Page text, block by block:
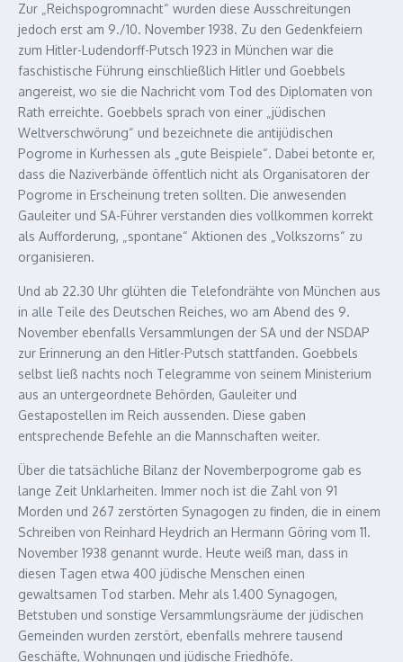
Zur „Reichspogromnacht“ wurden diese Ausschreitungen
jedoch erst am 9./10. November 1938. Zu den Gedenkfeiern
zum Hitler-Ludendorff-Putsch 1923 in München war die
faschistische Führung einschließlich Hitler und Goebbels
angereist, wo sie die Nachricht vom Tod des Diplomaten von
Rath erreichte. Goebbels sprach von einer „jüdischen
Weltverschwörung“ und bezeichnete die antijüdischen
Pogrome in Kurhessen als „gute Beispiele“. Dabei betonte er,
dass die Naziverbände öffentlich nicht als Organisatoren der
Pogrome in Erscheinung treten sollten. Die anwesenden
Gauleiter und SA-Führer verstanden dies vollkommen korrekt
als Aufforderung, „spontane“ Aktionen des „Volkszorns“ zu
organisieren.
Und ab 22.30 Uhr glühten die Telefondrähte von München aus
in alle Teile des Deutschen Reiches, wo am Abend des 9.
November ebenfalls Versammlungen der SA und der NSDAP
zur Erinnerung an den Hitler-Putsch stattfanden. Goebbels
selbst ließ nachts noch Telegramme von seinem Ministerium
aus an untergeordnete Behörden, Gauleiter und
Gestapostellen im Reich aussenden. Diese gaben
entsprechende Befehle an die Mannschaften weiter.
Über die tatsächliche Bilanz der Novemberpogrome gab es
lange Zeit Unklarheiten. Immer noch ist die Zahl von 91
Morden und 267 zerstörten Synagogen zu finden, die in einem
Schreiben von Reinhard Heydrich an Hermann Göring vom 11.
November 1938 genannt wurde. Heute weiß man, dass in
diesen Tagen etwa 400 jüdische Menschen einen
gewaltsamen Tod starben. Mehr als 1.400 Synagogen,
Betstuben und sonstige Versammlungsräume der jüdischen
Gemeinden wurden zerstört, ebenfalls mehrere tausend
Geschäfte, Wohnungen und jüdische Friedhöfe.